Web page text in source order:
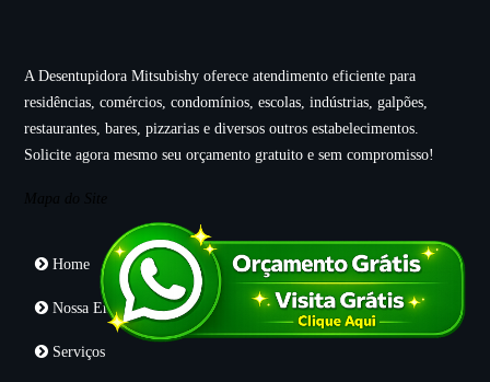
A Desentupidora Mitsubishy oferece atendimento eficiente para
residências, comércios, condomínios, escolas, indústrias, galpões,
restaurantes, bares, pizzarias e diversos outros estabelecimentos.
Solicite agora mesmo seu orçamento gratuito e sem compromisso!
Mapa do Site
Home
Nossa Empresa
Serviços